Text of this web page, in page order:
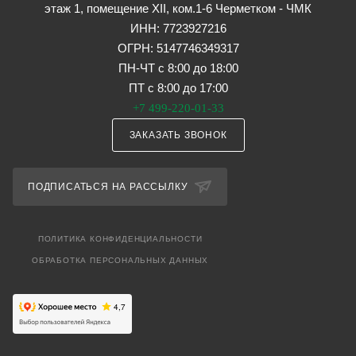
этаж 1, помещение XII, ком.1-6 Черметком - ЧМК
ИНН: 7723927216
ОГРН: 5147746349317
ПН-ЧТ с 8:00 до 18:00
ПТ с 8:00 до 17:00
+7 499-220-01-33
ЗАКАЗАТЬ ЗВОНОК
ПОДПИСАТЬСЯ НА РАССЫЛКУ
ПОЛИТИКА КОНФИДЕНЦИАЛЬНОСТИ
ОБРАБОТКА ПЕРСОНАЛЬНЫХ ДАННЫХ